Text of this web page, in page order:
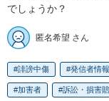
でしょうか？
匿名希望 さん
誹謗中傷 発信者情
加害者 訴訟・損害